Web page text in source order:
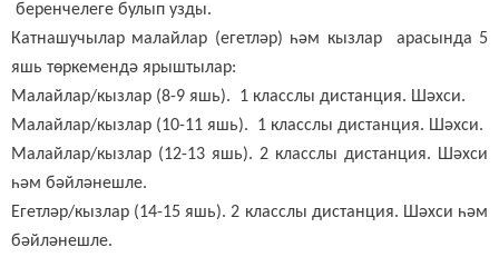
беренчелеге булып узды.
Катнашучылар малайлар (егетләр) һәм кызлар арасында 5
яшь төркемендә ярыштылар:
Малайлар/кызлар (8-9 яшь).
1 класслы дистанция. Шәхси.
Малайлар/кызлар (10-11 яшь).
1 класслы дистанция. Шәхси.
Малайлар/кызлар (12-13 яшь). 2 класслы дистанция. Шәхси
һәм бәйләнешле.
Егетләр/кызлар (14-15 яшь). 2 класслы дистанция. Шәхси һәм
бәйләнешле.